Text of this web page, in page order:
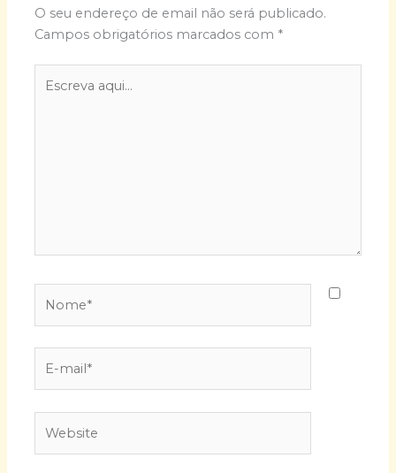
O seu endereço de email não será publicado.
Campos obrigatórios marcados com *
aqui...
mail*